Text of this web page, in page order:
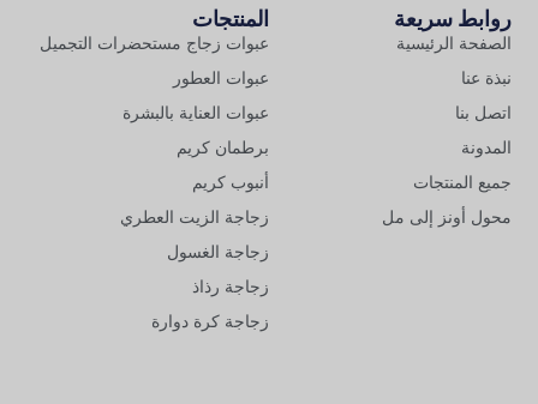
المنتجات
عبوات زجاج مستحضرات التجميل
عبوات العطور
عبوات العناية بالبشرة
برطمان كريم
أنبوب كريم
زجاجة الزيت العطري
زجاجة الغسول
زجاجة رذاذ
زجاجة كرة دوارة
روابط سريعة
الصفحة الرئيسية
نبذة عنا
اتصل بنا
المدونة
جميع المنتجات
محول أونز إلى مل